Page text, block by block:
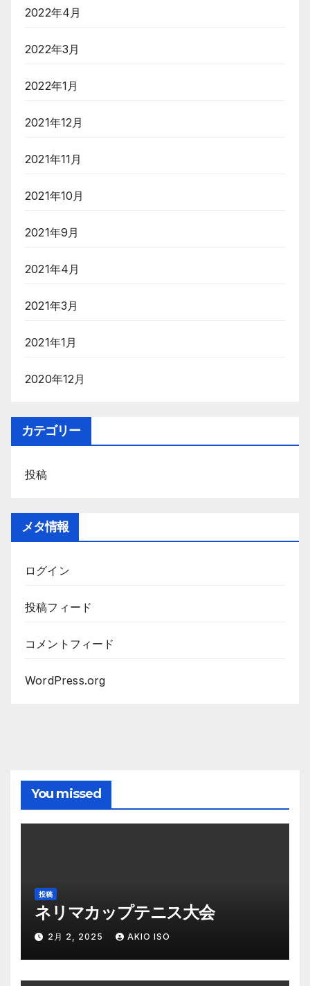
2022年4月
2022年3月
2022年1月
2021年12月
2021年11月
2021年10月
2021年9月
2021年4月
2021年3月
2021年1月
2020年12月
カテゴリー
投稿
メタ情報
ログイン
投稿フィード
コメントフィード
WordPress.org
You missed
投稿
ネリマカップテニス大会
2月 2, 2025 AKIO ISO